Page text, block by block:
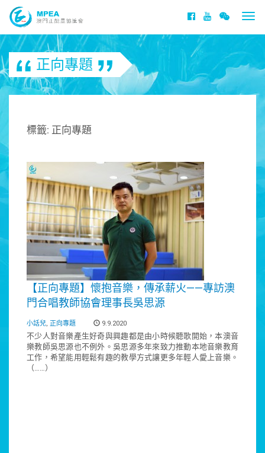
正向專題
標籤: 正向專題
【正向專題】懷抱音樂，傳承薪火——專訪澳
門合唱教師協會理事長吳思源
小話兒, 正向專題 9.9.2020
不少人對音樂產生好奇與興趣都是由小時候聽歌開始，本澳音
樂教師吳思源也不例外。吳思源多年來致力推動本地音樂教育
工作，希望能用輕鬆有趣的教學方式讓更多年輕人愛上音樂。
（……）